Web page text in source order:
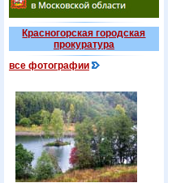
Красногорская городская
прокуратура
все фотографии